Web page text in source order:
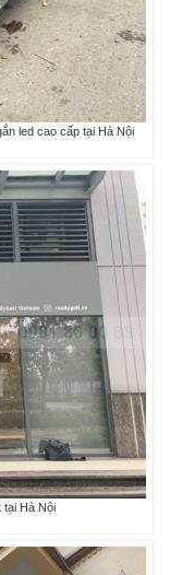
led cao cấp tại Hà Nội
tại Hà Nội